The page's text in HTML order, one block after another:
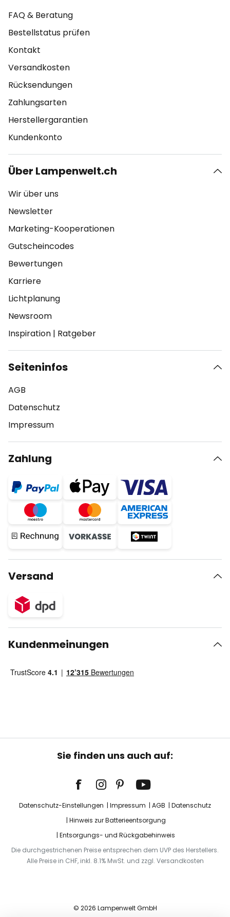
FAQ & Beratung
Bestellstatus prüfen
Kontakt
Versandkosten
Rücksendungen
Zahlungsarten
Herstellergarantien
Kundenkonto
Über Lampenwelt.ch
Wir über uns
Newsletter
Marketing-Kooperationen
Gutscheincodes
Bewertungen
Karriere
Lichtplanung
Newsroom
Inspiration | Ratgeber
Seiteninfos
AGB
Datenschutz
Impressum
Zahlung
Versand
Kundenmeinungen
Sie finden uns auch auf:
Datenschutz-Einstellungen Impressum AGB
Datenschutz
Hinweis zur Batterieentsorgung
Entsorgungs- und Rückgabehinweis
Die durchgestrichenen Preise entsprechen dem UVP des Herstellers.
Alle Preise in CHF, inkl. 8.1% MwSt. und zzgl. Versandkosten
© 2026 Lampenwelt GmbH